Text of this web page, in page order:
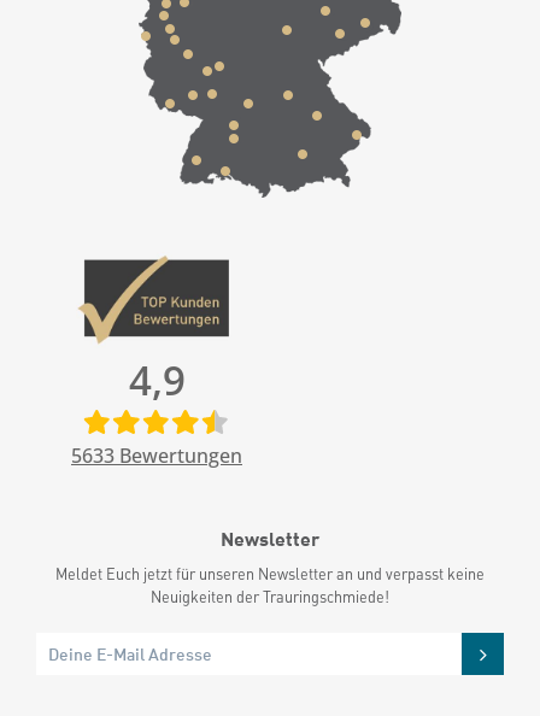
4,9
5633 Bewertungen
Newsletter
Meldet Euch jetzt für unseren Newsletter an und verpasst keine
Neuigkeiten der Trauringschmiede!